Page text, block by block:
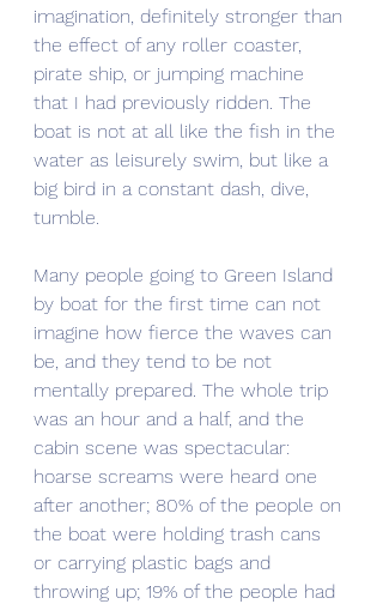
imagination, definitely stronger than
the effect of any roller coaster,
pirate ship, or jumping machine
that I had previously ridden. The
boat is not at all like the fish in the
water as leisurely swim, but like a
big bird in a constant dash, dive,
tumble.
Many people going to Green Island
by boat for the first time can not
imagine how fierce the waves can
be, and they tend to be not
mentally prepared. The whole trip
was an hour and a half, and the
cabin scene was spectacular:
hoarse screams were heard one
after another; 80% of the people on
the boat were holding trash cans
or carrying plastic bags and
throwing up; 19% of the people had